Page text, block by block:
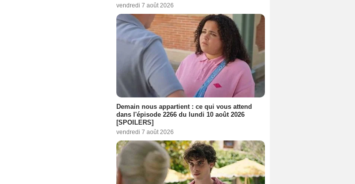
vendredi 7 août 2026
Demain nous appartient : ce qui vous attend
dans l'épisode 2266 du lundi 10 août 2026
[SPOILERS]
vendredi 7 août 2026